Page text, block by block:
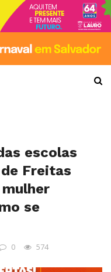
escolas
Freitas
se
0 574